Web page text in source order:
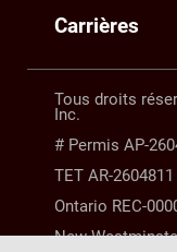
Carrières
Tous droits
Inc.
# Permis AP-
TET AR-2604811
Ontario REC-
New